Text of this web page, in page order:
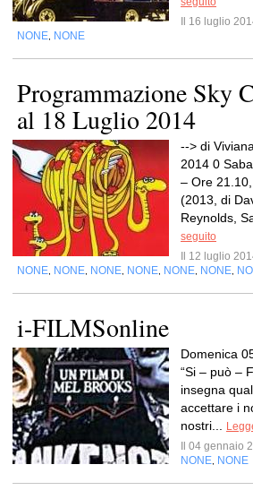
Il 16 luglio
NONE NONE
Programmazione Sky
al 18 Luglio 2014
--> di
2014 0
– Ore
(2013, di
Reynolds,
seguito
Il 12 luglio
NONE NONE NONE NONE NONE NONE
i-FILMSonline
Domenica
“Si – può –
insegna
accettare i
nostri...
Il 04 gennaio
NONE NONE